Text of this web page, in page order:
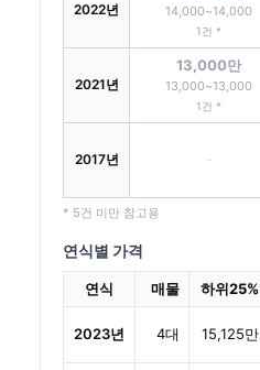
2022년 14,000~14,000
1건 *
2021년
13,000만
13,000~13,000
1건 *
2017년 -
* 5건 미만 참고용
연식별 가격
연식 매물 하위25%
2023년 4대 15,125만